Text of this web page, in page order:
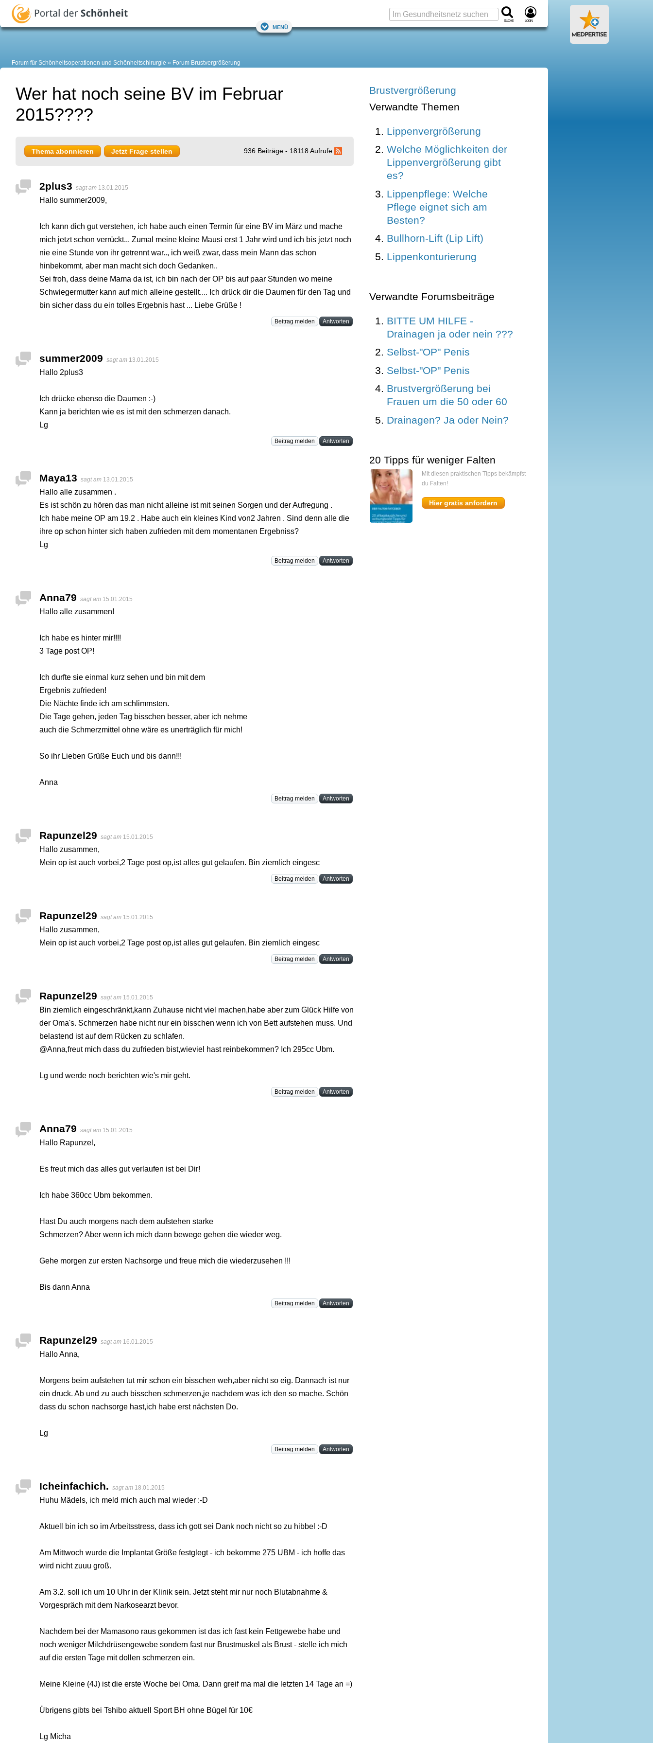
Suche Login
Menü
Forum für Schönheitsoperationen und Schönheitschirurgie Forum Brustvergrößerung
Wer hat noch seine BV im Februar
2015????
Thema abonnieren Jetzt Frage stellen 936 Beiträge - 18118 Aufrufe
2plus3 sagt am 13.01.2015
Hallo summer2009,
Ich kann dich gut verstehen, ich habe auch einen Termin für eine BV im März und mache
mich jetzt schon verrückt... Zumal meine kleine Mausi erst 1 Jahr wird und ich bis jetzt noch
nie eine Stunde von ihr getrennt war.., ich weiß zwar, dass mein Mann das schon
hinbekommt, aber man macht sich doch Gedanken..
Sei froh, dass deine Mama da ist, ich bin nach der OP bis auf paar Stunden wo meine
Schwiegermutter kann auf mich alleine gestellt.... Ich drück dir die Daumen für den Tag und
bin sicher dass du ein tolles Ergebnis hast ... Liebe Grüße !
Beitrag melden Antworten
summer2009 sagt am 13.01.2015
Hallo 2plus3
Ich drücke ebenso die Daumen :-)
Kann ja berichten wie es ist mit den schmerzen danach.
Lg
Beitrag melden Antworten
Maya13 sagt am 13.01.2015
Hallo alle zusammen .
Es ist schön zu hören das man nicht alleine ist mit seinen Sorgen und der Aufregung .
Ich habe meine OP am 19.2 . Habe auch ein kleines Kind von2 Jahren . Sind denn alle die
ihre op schon hinter sich haben zufrieden mit dem momentanen Ergebniss?
Lg
Beitrag melden Antworten
Anna79 sagt am 15.01.2015
Hallo alle zusammen!
Ich habe es hinter mir!!!!
3 Tage post OP!
Ich durfte sie einmal kurz sehen und bin mit dem
Ergebnis zufrieden!
Die Nächte finde ich am schlimmsten.
Die Tage gehen, jeden Tag bisschen besser, aber ich nehme
auch die Schmerzmittel ohne wäre es unerträglich für mich!
So ihr Lieben Grüße Euch und bis dann!!!
Anna
Beitrag melden Antworten
Rapunzel29 sagt am 15.01.2015
Hallo zusammen,
Mein op ist auch vorbei,2 Tage post op,ist alles gut gelaufen. Bin ziemlich eingesc
Beitrag melden Antworten
Rapunzel29 sagt am 15.01.2015
Hallo zusammen,
Mein op ist auch vorbei,2 Tage post op,ist alles gut gelaufen. Bin ziemlich eingesc
Beitrag melden Antworten
Rapunzel29 sagt am 15.01.2015
Bin ziemlich eingeschränkt,kann Zuhause nicht viel machen,habe aber zum Glück Hilfe von
der Oma's. Schmerzen habe nicht nur ein bisschen wenn ich von Bett aufstehen muss. Und
belastend ist auf dem Rücken zu schlafen.
@Anna,freut mich dass du zufrieden bist,wieviel hast reinbekommen? Ich 295cc Ubm.
Lg und werde noch berichten wie's mir geht.
Beitrag melden Antworten
Anna79 sagt am 15.01.2015
Hallo Rapunzel,
Es freut mich das alles gut verlaufen ist bei Dir!
Ich habe 360cc Ubm bekommen.
Hast Du auch morgens nach dem aufstehen starke
Schmerzen? Aber wenn ich mich dann bewege gehen die wieder weg.
Gehe morgen zur ersten Nachsorge und freue mich die wiederzusehen !!!
Bis dann Anna
Beitrag melden Antworten
Rapunzel29 sagt am 16.01.2015
Hallo Anna,
Morgens beim aufstehen tut mir schon ein bisschen weh,aber nicht so eig. Dannach ist nur
ein druck. Ab und zu auch bisschen schmerzen,je nachdem was ich den so mache. Schön
dass du schon nachsorge hast,ich habe erst nächsten Do.
Lg
Beitrag melden Antworten
Icheinfachich. sagt am 18.01.2015
Huhu Mädels, ich meld mich auch mal wieder :-D
Aktuell bin ich so im Arbeitsstress, dass ich gott sei Dank noch nicht so zu hibbel :-D
Am Mittwoch wurde die Implantat Größe festglegt - ich bekomme 275 UBM - ich hoffe das
wird nicht zuuu groß.
Am 3.2. soll ich um 10 Uhr in der Klinik sein. Jetzt steht mir nur noch Blutabnahme &
Vorgespräch mit dem Narkosearzt bevor.
Nachdem bei der Mamasono raus gekommen ist das ich fast kein Fettgewebe habe und
noch weniger Milchdrüsengewebe sondern fast nur Brustmuskel als Brust - stelle ich mich
auf die ersten Tage mit dollen schmerzen ein.
Meine Kleine (4J) ist die erste Woche bei Oma. Dann greif ma mal die letzten 14 Tage an =)
Übrigens gibts bei Tshibo aktuell Sport BH ohne Bügel für 10€
Lg Micha
Brustvergrößerung
Verwandte Themen
Lippenvergrößerung
Welche Möglichkeiten der
Lippenvergrößerung gibt
es?
Lippenpflege: Welche
Pflege eignet sich am
Besten?
Bullhorn-Lift (Lip Lift)
Lippenkonturierung
Verwandte Forumsbeiträge
BITTE UM HILFE -
Drainagen ja oder nein ???
Selbst-"OP" Penis
Selbst-"OP" Penis
Brustvergrößerung bei
Frauen um die 50 oder 60
Drainagen? Ja oder Nein?
20 Tipps für weniger Falten
Mit diesen praktischen Tipps bekämpfst
du Falten!
Hier gratis anfordern